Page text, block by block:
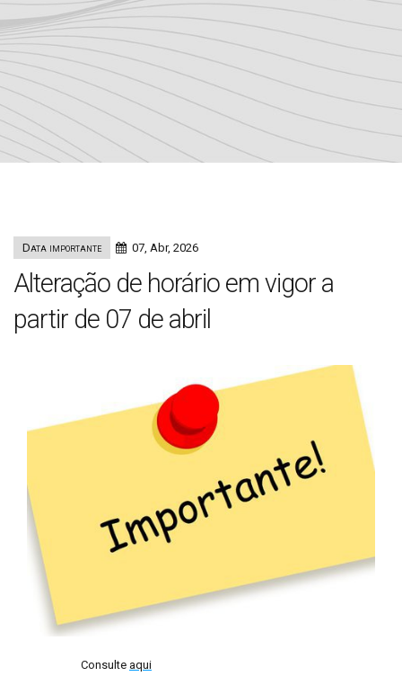
Data importante 07, Abr, 2026
Alteração de horário em vigor a
partir de 07 de abril
Consulte aqui